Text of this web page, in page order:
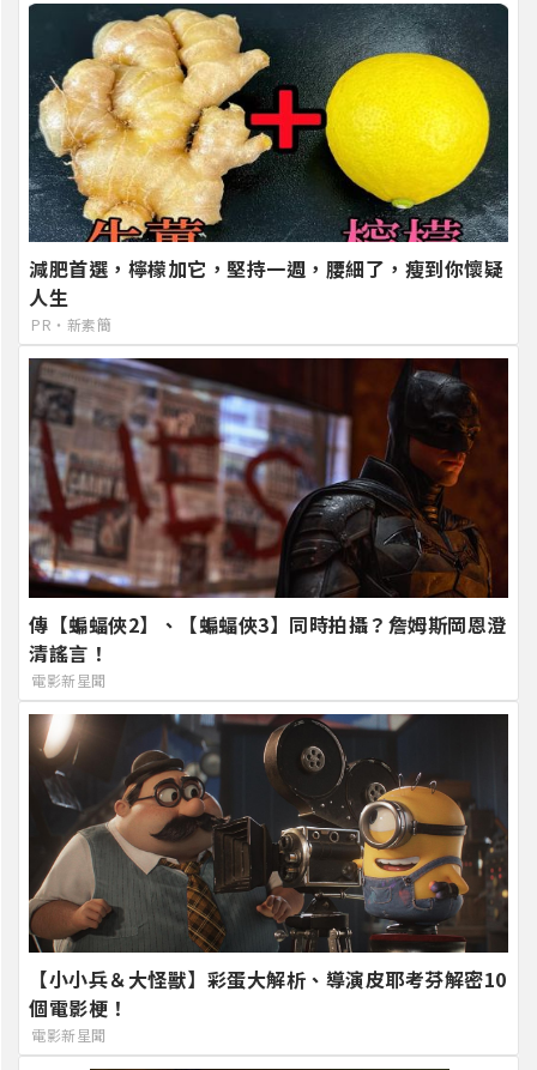
減肥首選，檸檬加它，堅持一週，腰細了，瘦到你懷疑
人生
PR・新素簡
傳【蝙蝠俠2】、【蝙蝠俠3】同時拍攝？詹姆斯岡恩澄
清謠言！
電影新星聞
【小小兵＆大怪獸】彩蛋大解析、導演皮耶考芬解密10
個電影梗！
電影新星聞